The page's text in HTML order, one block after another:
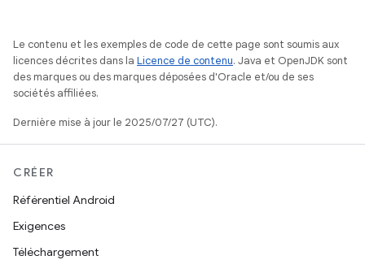
Le contenu et les exemples de code de cette page sont soumis aux
licences décrites dans la Licence de contenu. Java et OpenJDK sont
des marques ou des marques déposées d'Oracle et/ou de ses
sociétés affiliées.
Dernière mise à jour le 2025/07/27 (UTC).
CRÉER
Référentiel Android
Exigences
Téléchargement